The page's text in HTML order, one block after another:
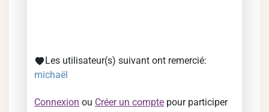
Les utilisateur(s) suivant ont remercié:
michaël
Connexion ou Créer un compte pour participer